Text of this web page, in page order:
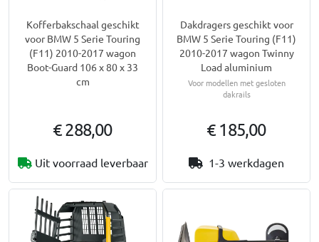
Kofferbakschaal geschikt
voor BMW 5 Serie Touring
(F11) 2010-2017 wagon
Boot-Guard 106 x 80 x 33
cm
€ 288,00
Uit voorraad leverbaar
Dakdragers geschikt voor
BMW 5 Serie Touring (F11)
2010-2017 wagon Twinny
Load aluminium
Voor modellen met gesloten
dakrails
€ 185,00
1-3 werkdagen